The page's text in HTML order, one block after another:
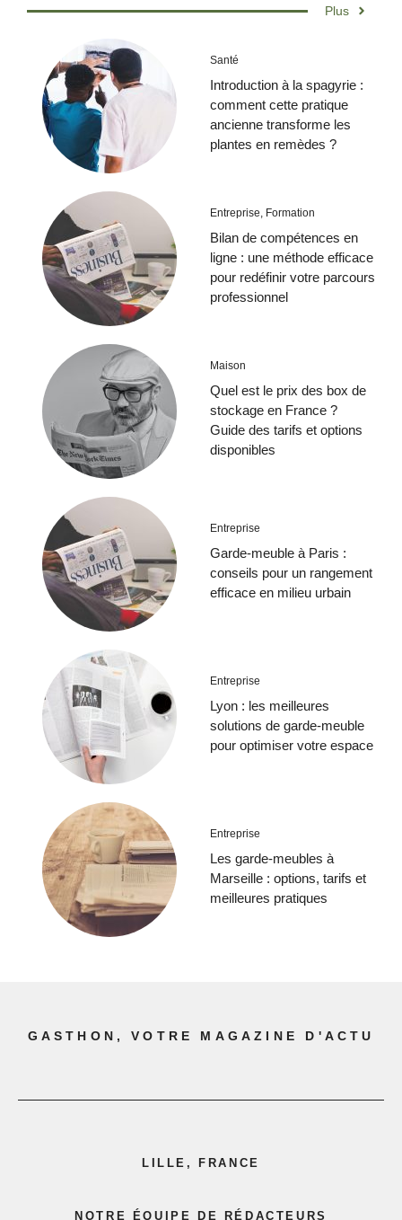
Plus
Santé
Introduction à la spagyrie :
comment cette pratique
ancienne transforme les
plantes en remèdes ?
Entreprise, Formation
Bilan de compétences en
ligne : une méthode efficace
pour redéfinir votre parcours
professionnel
Maison
Quel est le prix des box de
stockage en France ?
Guide des tarifs et options
disponibles
Entreprise
Garde-meuble à Paris :
conseils pour un rangement
efficace en milieu urbain
Entreprise
Lyon : les meilleures
solutions de garde-meuble
pour optimiser votre espace
Entreprise
Les garde-meubles à
Marseille : options, tarifs et
meilleures pratiques
GASTHON, VOTRE MAGAZINE D'ACTU
LILLE, FRANCE
NOTRE ÉQUIPE DE RÉDACTEURS